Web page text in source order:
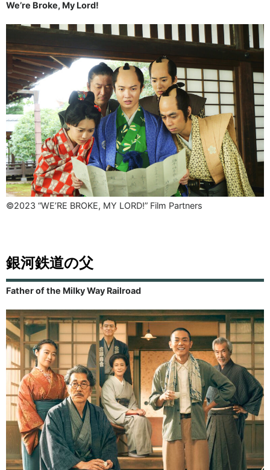
We’re Broke, My Lord!
©2023 “WE’RE BROKE, MY LORD!” Film Partners
銀河鉄道の父
Father of the Milky Way Railroad